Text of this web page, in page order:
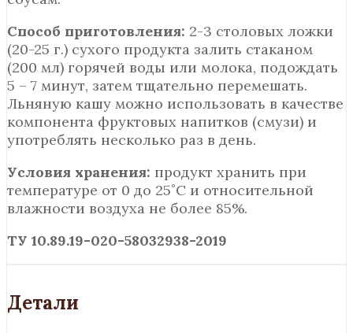
Способ приготовления: 2-3 столовых ложки
(20-25 г.) сухого продукта залить стаканом
(200 мл) горячей воды или молока, подождать
5 – 7 минут, затем тщательно перемешать.
Льняную кашу можно использовать в качестве
компонента фруктовых напитков (смузи) и
употреблять несколько раз в день.
Условия хранения: продукт хранить при
температуре от 0 до 25˚С и относительной
влажности воздуха не более 85%.
ТУ 10.89.19-020-58032938-2019
Детали